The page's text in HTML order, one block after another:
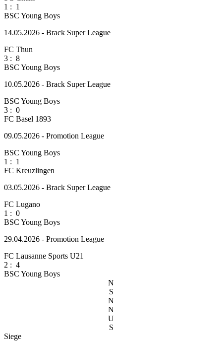
1 : 1
BSC Young Boys
14.05.2026 - Brack Super League
FC Thun
3 : 8
BSC Young Boys
10.05.2026 - Brack Super League
BSC Young Boys
3 : 0
FC Basel 1893
09.05.2026 - Promotion League
BSC Young Boys
1 : 1
FC Kreuzlingen
03.05.2026 - Brack Super League
FC Lugano
1 : 0
BSC Young Boys
29.04.2026 - Promotion League
FC Lausanne Sports U21
2 : 4
BSC Young Boys
N
S
N
N
U
S
Siege